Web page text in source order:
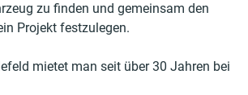
zu finden und gemeinsam den
Projekt festzulegen.
mietet man seit über 30 Jahren bei